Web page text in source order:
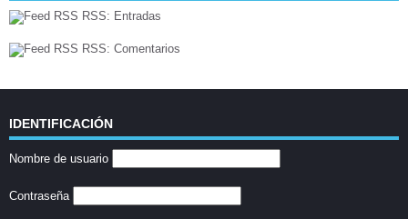
RSS: Entradas
RSS: Comentarios
IDENTIFICACIÓN
Nombre de usuario
Contraseña